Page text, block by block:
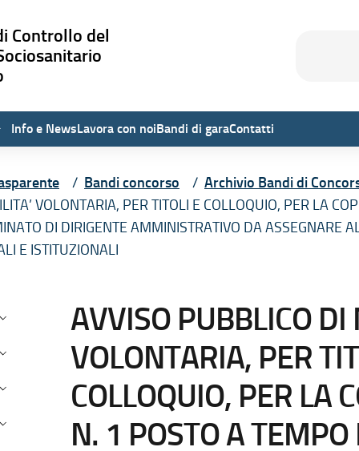
Controllo del
Info e NewsLavora con noiBandi di garaContatti
Bandi concorso Archivio Bandi di
VOLONTARIA, PER TITOLI E COLLOQUIO, PER LA
DI DIRIGENTE AMMINISTRATIVO DA ASSEGNARE
E ISTITUZIONALI
AVVISO PUBBLICO DI
VOLONTARIA, PER
COLLOQUIO, PER LA
N. 1 POSTO A TEMPO
di Amministrazione
generali
e Collaboratori